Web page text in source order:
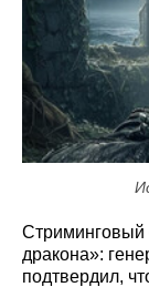
Стриминговый
дракона»:
подтвердил,